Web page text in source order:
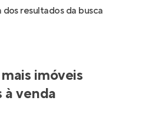
resultados da busca
imóveis
à venda